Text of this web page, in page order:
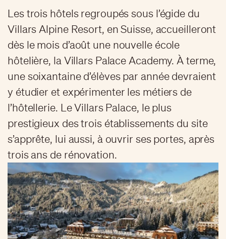
Les trois hôtels regroupés sous l’égide du
Villars Alpine Resort, en Suisse, accueilleront
dès le mois d’août une nouvelle école
hôtelière, la Villars Palace Academy. À terme,
une soixantaine d’élèves par année devraient
y étudier et expérimenter les métiers de
l’hôtellerie. Le Villars Palace, le plus
prestigieux des trois établissements du site
s’apprête, lui aussi, à ouvrir ses portes, après
trois ans de rénovation.